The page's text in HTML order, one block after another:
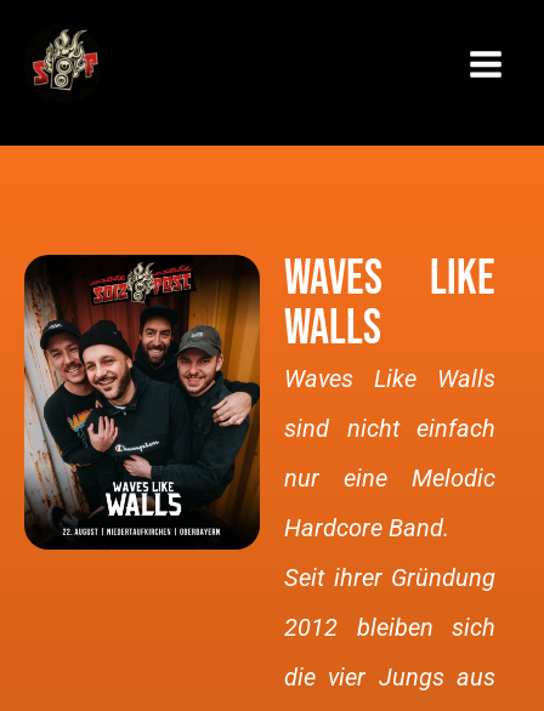
Inhalt
springen
WAVES LIKE
WALLS
Waves Like Walls
sind nicht einfach
nur eine Melodic
Hardcore Band.
Seit ihrer Gründung
2012 bleiben sich
die vier Jungs aus